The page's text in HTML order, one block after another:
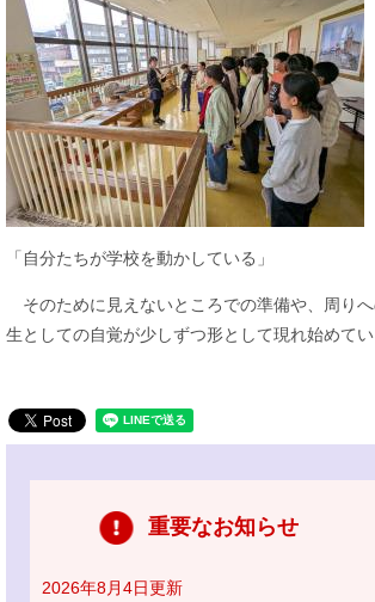
「自分たちが学校を動かしている」
そのために見えないところでの準備や、周り
生としての自覚が少しずつ形として現れ始めてい
重要なお知らせ
2026年8月4日更新